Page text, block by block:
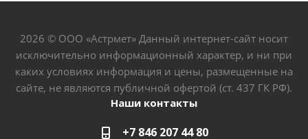
2026 © ООО «Астрмет» Данный интернет-сайт носит
исключительно информационный характер, и ни при
каких условиях информация и цены, размещенные на
сайте, не являются публичной офертой (ст. 437 ГК РФ).
Наши контакты
+7 846 207 44 80